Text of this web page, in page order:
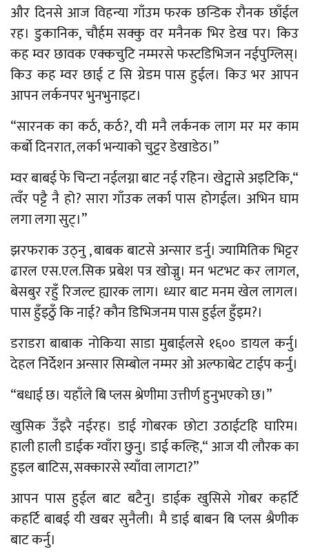
और दिनसे आज विहन्या गाँउम फरक छन्डिक रौनक छाँईल
रह। डुकानिक, चौर्हम सक्कु वर मनैनक भिर डेख पर। किउ
कह म्वर छावक एक्कचुटि नम्मरसे फस्टडिभिजन नईपुग्लिस्।
किउ कह म्वर छाई ट सि ग्रेडम पास हुईल। किउ भर आपन
आपन लर्कनपर भुनभुनाइट।
“सारनक का कर्ठ, कर्ठ?, यी मनै लर्कनक लाग मर मर काम
कर्बो दिनरात, लर्का भन्याको चुट्टर डेखाडेठ।”
म्वर बाबई फे चिन्टा नईलग्ना बाट नई रहिन। खेट्वासे अइटिकि,“
त्वँर पट्टै नै हो? सारा गाँउक लर्का पास होगईल। अभिन घाम
लगा लगा सुट्।”
झरफराक उठ्नु , बाबक बाटसे अन्सार डर्नु। ज्यामितिक भिट्टर
ढारल एस.एल.सिक प्रबेश पत्र खोज्नु। मन भटभट कर लागल,
बेसबुर रहुँ रिजल्ट ह्यारक लाग। ध्यार बाट मनम खेल लागल।
पास हुँइठुँ कि नाई? कौन डिभिजनम पास हुईल हुँइम?।
डराडरा बाबाक नोकिया साडा मुबाईलसे १६०० डायल कर्नु।
देहल निर्देशन अन्सार सिम्बोल नम्मर ओ अल्फाबेट टाईप कर्नु।
“बधाई छ। यहाँले बि प्लस श्रेणीमा उत्तीर्ण हुनुभएको छ।”
खुसिक उँइरै नईरह। डाई गोबरक छोटा उठाईटहि घारिम।
हाली हाली डाईक ग्वाँरा छुनु। डाई कल्हि,“ आज यी लौरक का
हुइल बाटिस, सक्कारसे स्याँवा लागटा?”
आपन पास हुईल बाट बटैनु। डाईक खुसिसे गोबर कहर्टि
कहर्टि बाबई यी खबर सुनैली। मै डाई बाबन बि प्लस श्रैणीक
बाट कर्नु।